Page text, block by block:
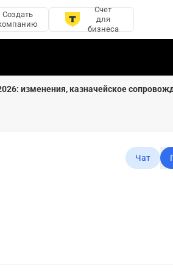
Создать
Счет
для
бизнеса
изменения, казначейское
Чат